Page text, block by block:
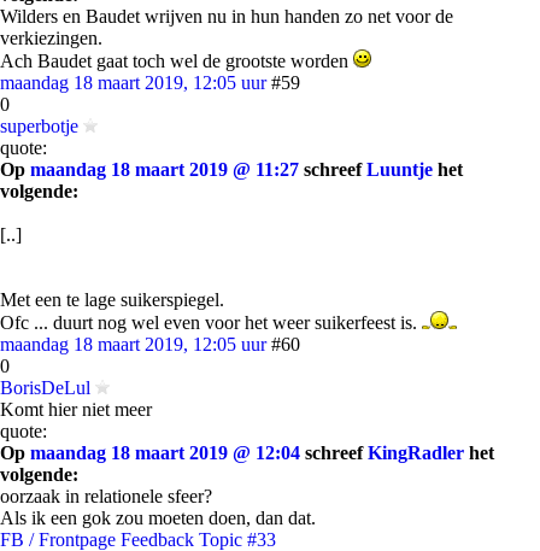
Wilders en Baudet wrijven nu in hun handen zo net voor de
verkiezingen.
Ach Baudet gaat toch wel de grootste worden
maandag 18 maart 2019, 12:05 uur #59
0
superbotje
quote:
Op maandag 18 maart 2019 @ 11:27 schreefLuuntje het
volgende:
[..]
Met een te lage suikerspiegel.
Ofc ... duurt nog wel even voor het weer suikerfeest is.
maandag 18 maart 2019, 12:05 uur #60
0
BorisDeLul
Komt hier niet meer
quote:
Op maandag 18 maart 2019 @ 12:04 schreefKingRadler het
volgende:
oorzaak in relationele sfeer?
Als ik een gok zou moeten doen, dan dat.
FB / Frontpage Feedback Topic #33